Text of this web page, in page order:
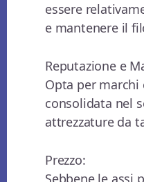
essere
e mantenere il
Reputazione e
Opta per marchi
consolidata nel
attrezzature da
Prezzo: